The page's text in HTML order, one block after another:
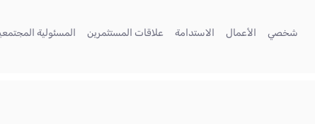
شخصي
الأعمال الاستدامة
(current) علاقات المستثمرين
(current) المسئولية